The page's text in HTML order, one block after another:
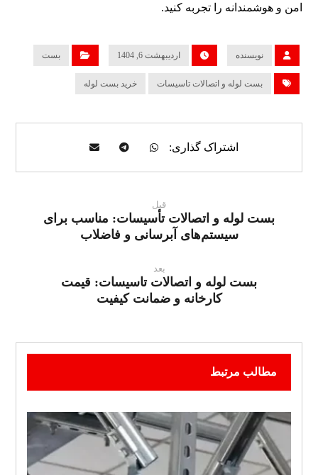
امن و هوشمندانه را تجربه کنید.
نویسنده اردیبهشت 6, 1404 بست
بست لوله و اتصالات تاسیسات خرید بست لوله
قبل
بست لوله و اتصالات تأسیسات: مناسب برای
سیستم‌های آبرسانی و فاضلاب
بعد
بست لوله و اتصالات تاسیسات: قیمت
کارخانه و ضمانت کیفیت
مطالب مرتبط